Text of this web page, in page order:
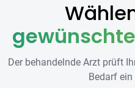
Der behandelnde Arzt prüft
Bedarf ein